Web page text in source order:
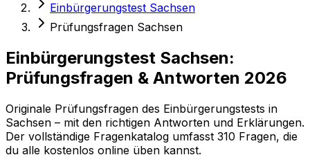
Einbürgerungstest Sachsen
Prüfungsfragen Sachsen
Einbürgerungstest Sachsen:
Prüfungsfragen & Antworten 2026
Originale Prüfungsfragen des Einbürgerungstests in
Sachsen – mit den richtigen Antworten und Erklärungen.
Der vollständige Fragenkatalog umfasst 310 Fragen, die
du alle kostenlos online üben kannst.